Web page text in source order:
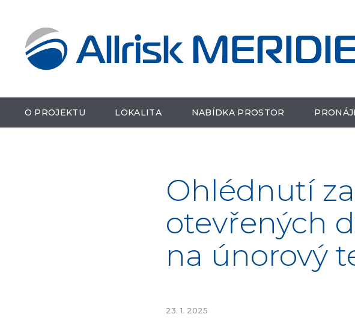
O PROJEKTU LOKALITA NABÍDKA PROSTOR
Ohlédnutí
otevřených
na únorový
23. 1. 2025